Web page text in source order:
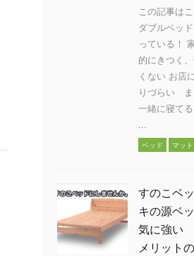
この記事は
ダブルベッ
っている！
的にきつく
くない お店
りづらい ま
一緒に寝て
...
ベッド マッ
すのこベ
キの源ベ
気に強い
メリット